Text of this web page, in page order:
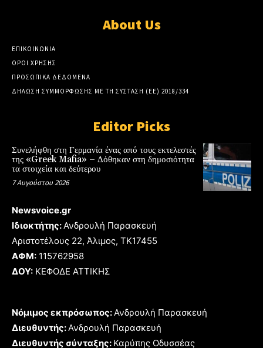
About Us
ΕΠΙΚΟΙΝΩΝΙΑ
ΟΡΟΙ ΧΡΗΣΗΣ
ΠΡΟΣΩΠΙΚΑ ΔΕΔΟΜΕΝΑ
ΔΗΛΩΣΗ ΣΥΜΜΟΡΦΩΣΗΣ ΜΕ ΤΗ ΣΥΣΤΑΣΗ (ΕΕ) 2018/334
Editor Picks
Συνελήφθη στη Γερμανία ένας από τους εκτελεστές
της «Greek Mafia» – Δόθηκαν στη δημοσιότητα
τα στοιχεία και δεύτερου
7 Αυγούστου 2026
Newsvoice.gr
Ιδιοκτήτης:Ανδρουλή Παρασκευή
Αριστοτέλους 22, Άλιμος, TK17455
ΑΦΜ: 115762958
ΔΟΥ: ΚΕΦΟΔΕ ΑΤΤΙΚΗΣ
Νόμιμος εκπρόσωπος:Ανδρουλή Παρασκευή
Διευθυντής:Ανδρουλή Παρασκευή
Διευθυντής σύνταξης: Καρύπης Οδυσσέας